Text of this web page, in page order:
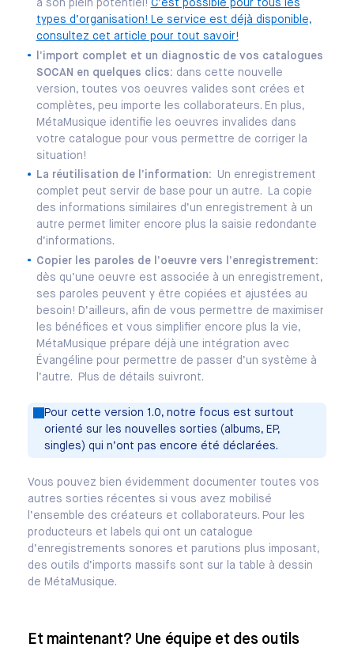
à son plein potentiel! C’est possible pour tous les
types d’organisation! Le service est déjà disponible,
consultez cet article pour tout savoir!
l’import complet et un diagnostic de vos catalogues
SOCAN en quelques clics: dans cette nouvelle
version, toutes vos oeuvres valides sont crées et
complètes, peu importe les collaborateurs. En plus,
MétaMusique identifie les oeuvres invalides dans
votre catalogue pour vous permettre de corriger la
situation!
La réutilisation de l’information:
Un enregistrement
complet peut servir de base pour un autre. La copie
des informations similaires d’un enregistrement à un
autre permet limiter encore plus la saisie redondante
d’informations.
Copier les paroles de l’oeuvre vers l’enregistrement:
dès qu’une oeuvre est associée à un enregistrement,
ses paroles peuvent y être copiées et ajustées au
besoin! D’ailleurs, afin de vous permettre de maximiser
les bénéfices et vous simplifier encore plus la vie,
MétaMusique prépare déjà une intégration avec
Évangéline pour permettre de passer d’un système à
l’autre. Plus de détails suivront.
Pour cette version 1.0, notre focus est surtout
orienté sur les nouvelles sorties (albums, EP,
singles) qui n’ont pas encore été déclarées.
Vous pouvez bien évidemment documenter toutes vos
autres sorties récentes si vous avez mobilisé
l’ensemble des créateurs et collaborateurs. Pour les
producteurs et labels qui ont un catalogue
d’enregistrements sonores et parutions plus imposant,
des outils d’imports massifs sont sur la table à dessin
de MétaMusique.
Et maintenant? Une équipe et des outils